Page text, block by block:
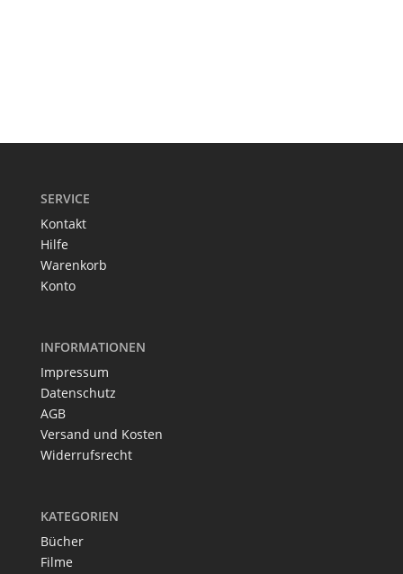
SERVICE
Kontakt
Hilfe
Warenkorb
Konto
INFORMATIONEN
Impressum
Datenschutz
AGB
Versand und Kosten
Widerrufsrecht
KATEGORIEN
Bücher
Filme